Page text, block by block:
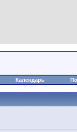
Календарь